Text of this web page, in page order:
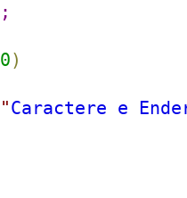
;
0)
"Caractere e